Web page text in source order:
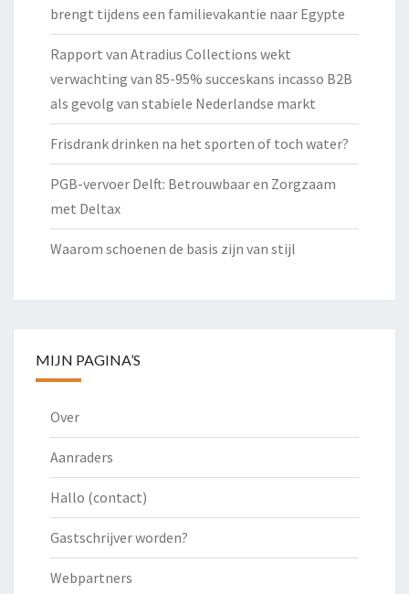
brengt tijdens een familievakantie naar Egypte
Rapport van Atradius Collections wekt
verwachting van 85-95% succeskans incasso B2B
als gevolg van stabiele Nederlandse markt
Frisdrank drinken na het sporten of toch water?
PGB-vervoer Delft: Betrouwbaar en Zorgzaam
met Deltax
Waarom schoenen de basis zijn van stijl
MIJN PAGINA’S
Over
Aanraders
Hallo (contact)
Gastschrijver worden?
Webpartners